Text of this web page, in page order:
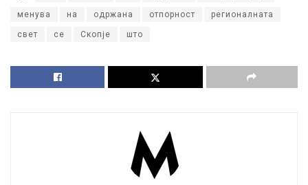
менува на одржана отпорност регионалната
свет се Скопје што